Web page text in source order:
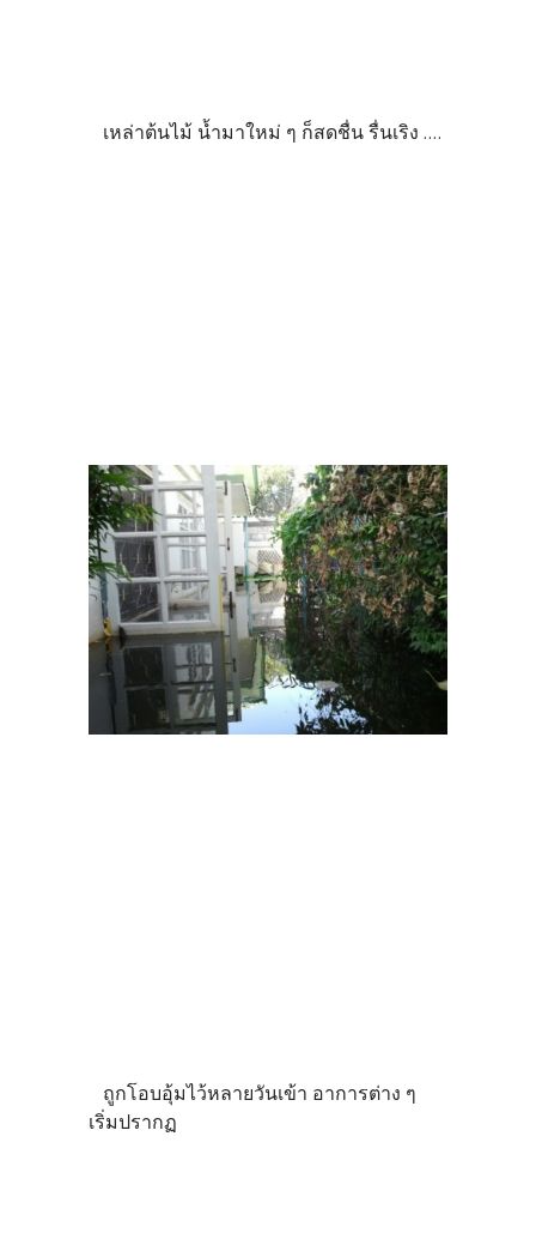
เหล่าต้นไม้ น้ำมาใหม่ ๆ ก็สดชื่น รื่นเริง ....
ถูกโอบอุ้มไว้หลายวันเข้า อาการต่าง ๆ
เริ่มปรากฏ